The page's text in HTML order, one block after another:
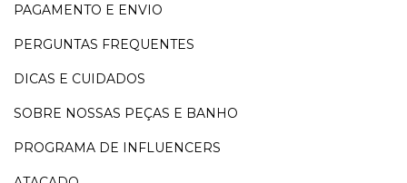
PAGAMENTO E ENVIO
PERGUNTAS FREQUENTES
DICAS E CUIDADOS
SOBRE NOSSAS PEÇAS E BANHO
PROGRAMA DE INFLUENCERS